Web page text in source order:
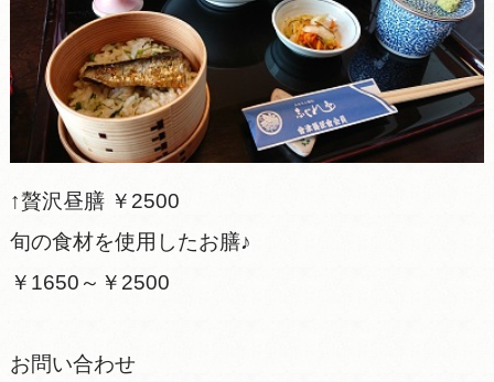
↑贅沢昼膳 ￥2500
旬の食材を使用したお膳♪
￥1650～￥2500
お問い合わせ